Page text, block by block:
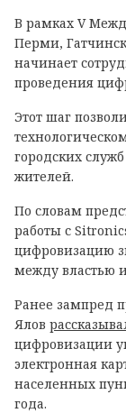
В рамках V
Перми,
начинает
проведения
Этот шаг
городских
жителей.
По словам
работы с
цифровизацию
между властью
Ранее зампред
Ялов
цифровизации
электронная
населенных
года.